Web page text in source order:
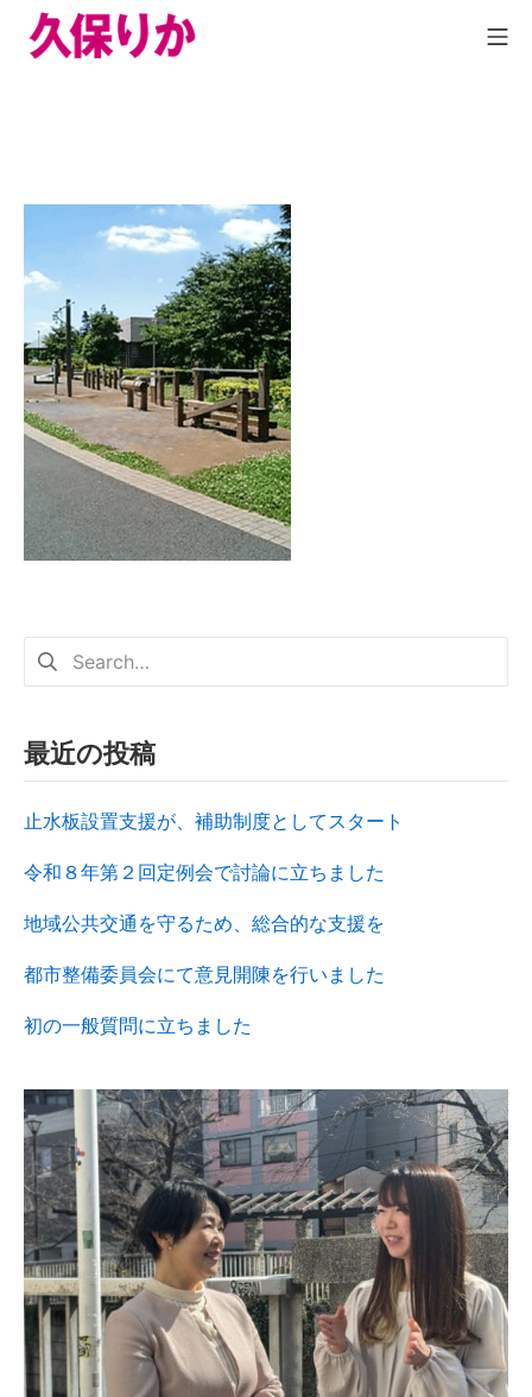
最近の投稿
止水板設置支援が、補助制度としてスタート
令和８年第２回定例会で討論に立ちました
地域公共交通を守るため、総合的な支援を
都市整備委員会にて意見開陳を行いました
初の一般質問に立ちました